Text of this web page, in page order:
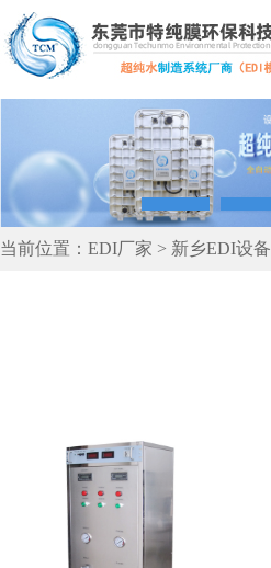
当前位置： EDI厂家 > 新乡EDI设备